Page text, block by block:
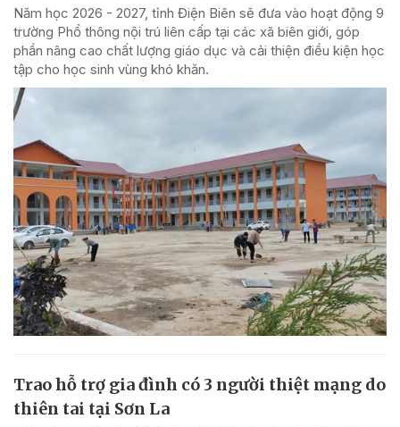
Năm học 2026 - 2027, tỉnh Điện Biên sẽ đưa vào hoạt động 9
trường Phổ thông nội trú liên cấp tại các xã biên giới, góp
phần nâng cao chất lượng giáo dục và cải thiện điều kiện học
tập cho học sinh vùng khó khăn.
Trao hỗ trợ gia đình có 3 người thiệt mạng do
thiên tai tại Sơn La